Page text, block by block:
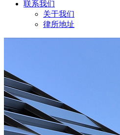
联系我们
关于我们
律所地址